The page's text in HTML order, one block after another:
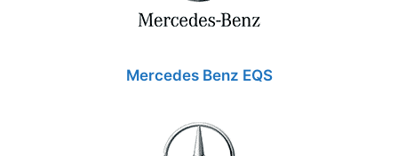
Mercedes Benz EQS